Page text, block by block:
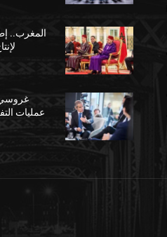
المغرب..
غروسي:
عمليات